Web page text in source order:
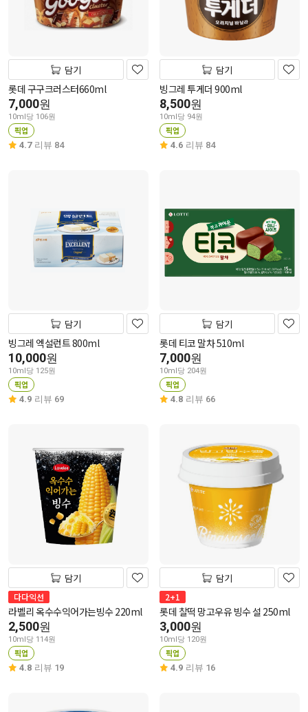
담기
롯데 구구크러스터660ml
7,000원
10ml당 106원
픽업
4.7 리뷰 84
담기
빙그레 투게더 900ml
8,500원
10ml당 94원
픽업
4.6 리뷰 84
담기
빙그레 엑설런트 800ml
10,000원
10ml당 125원
픽업
4.9 리뷰 69
담기
롯데 티코 말차 510ml
7,000원
10ml당 204원
픽업
4.8 리뷰 66
담기
다다익선
라벨리 옥수수익어가는빙수 220ml
2,500원
10ml당 114원
픽업
4.8 리뷰 19
담기
2+1
롯데 찰떡 망고우유 빙수 설 250ml
3,000원
10ml당 120원
픽업
4.9 리뷰 16